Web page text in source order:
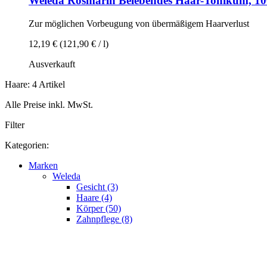
Zur möglichen Vorbeugung von übermäßigem Haarverlust
12,19 € (121,90 € / l)
Ausverkauft
Haare: 4 Artikel
Alle Preise inkl. MwSt.
Filter
Kategorien:
Marken
Weleda
Gesicht (3)
Haare (4)
Körper (50)
Zahnpflege (8)